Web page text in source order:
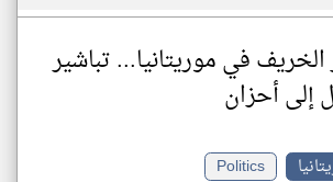
الخريف في موريتانيا... تباشير
إلى أحزان
Politics